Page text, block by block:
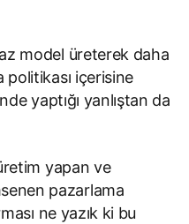
model üreterek daha
politikası içerisine
yaptığı yanlıştan da
yapan ve
pazarlama
ne yazık ki bu